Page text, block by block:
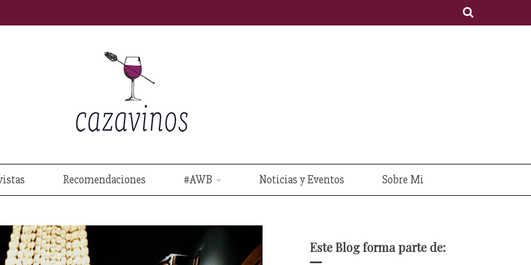
Recomendaciones #AWB Noticias y Eventos Sobre Mi
Este Blog forma parte de: